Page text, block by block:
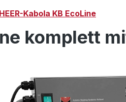
Kabola KB EcoLine
komplett